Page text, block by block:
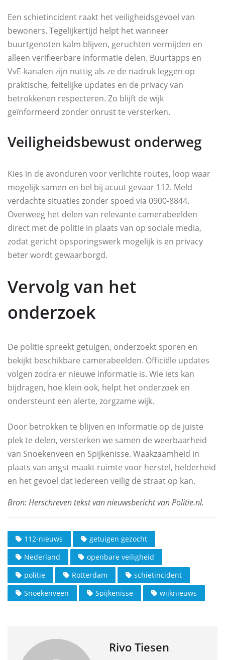
Een schietincident raakt het veiligheidsgevoel van
bewoners. Tegelijkertijd helpt het wanneer
buurtgenoten kalm blijven, geruchten vermijden en
alleen verifieerbare informatie delen. Buurtapps en
VvE-kanalen zijn nuttig als ze de nadruk leggen op
praktische, feitelijke updates en de privacy van
betrokkenen respecteren. Zo blijft de wijk
geïnformeerd zonder onrust te versterken.
Veiligheidsbewust onderweg
Kies in de avonduren voor verlichte routes, loop waar
mogelijk samen en bel bij acuut gevaar 112. Meld
verdachte situaties zonder spoed via 0900-8844.
Overweeg het delen van relevante camerabeelden
direct met de politie in plaats van op sociale media,
zodat gericht opsporingswerk mogelijk is en privacy
beter wordt gewaarborgd.
Vervolg van het
onderzoek
De politie spreekt getuigen, onderzoekt sporen en
bekijkt beschikbare camerabeelden. Officiële updates
volgen zodra er nieuwe informatie is. Wie iets kan
bijdragen, hoe klein ook, helpt het onderzoek en
ondersteunt een alerte, zorgzame wijk.
Door betrokken te blijven en informatie op de juiste
plek te delen, versterken we samen de weerbaarheid
van Snoekenveen en Spijkenisse. Waakzaamheid in
plaats van angst maakt ruimte voor herstel, helderheid
en het gevoel dat iedereen veilig de straat op kan.
112-nieuws
getuigen gezocht
Nederland
openbare veiligheid
politie
Rotterdam
schietincident
Snoekenveen
Spijkenisse wijknieuws
Rivo Tiesen